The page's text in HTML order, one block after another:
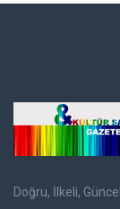
Doğru, İlkeli,